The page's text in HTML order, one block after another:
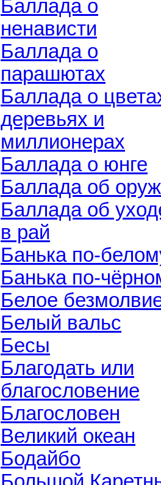
Баллада о
ненависти
Баллада о
парашютах
Баллада о
деревьях и
миллионерах
Баллада о юнге
Баллада об
Баллада об
в рай
Банька по-
Банька по-
Белое
Белый вальс
Бесы
Благодать или
благословение
Благословен
Великий океан
Бодайбо